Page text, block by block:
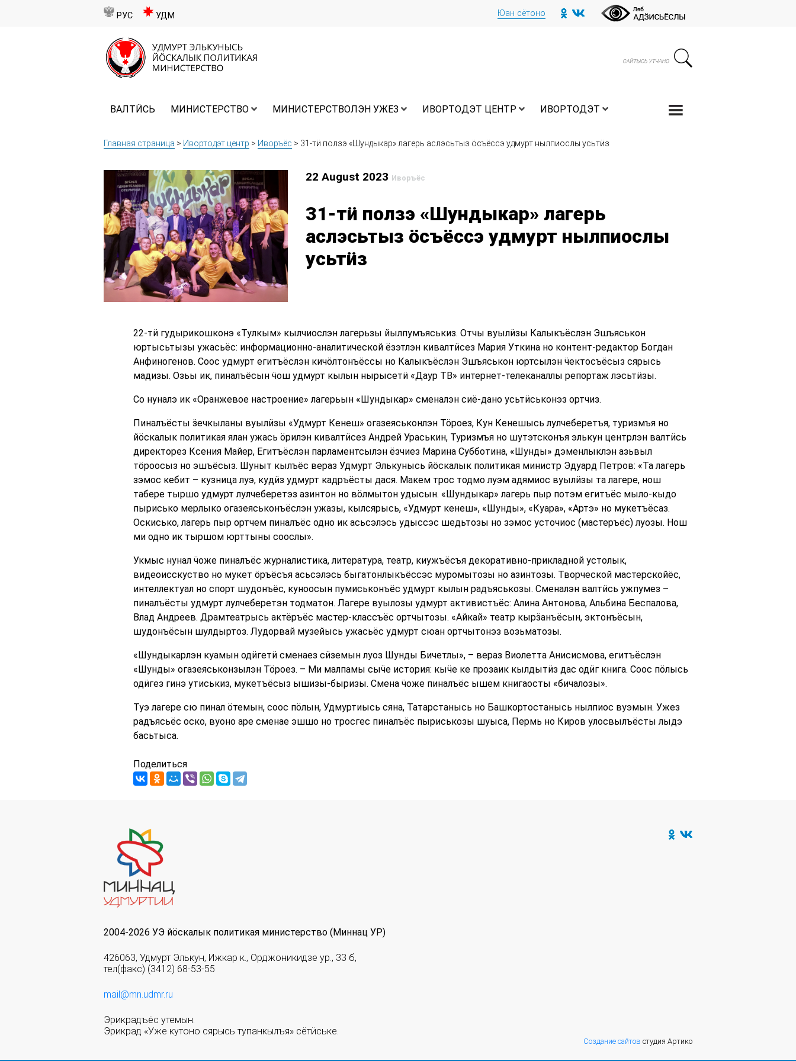
РУС УДМ Юан сётоно
ВАЛТӤСЬ МИНИСТЕРСТВО МИНИСТЕРСТВОЛЭН УЖЕЗ ИВОРТОДЭТ ЦЕНТР ИВОРТОДЭТ
Главная страница > Ивортодэт центр > Иворъёс > 31-тӥ ползэ «Шундыкар» лагерь аслэсьтыз ӧсъёссэ удмурт нылпиослы усьтӥз
22 August 2023 Иворъёс
31-тӥ ползэ «Шундыкар» лагерь
аслэсьтыз ӧсъёссэ удмурт нылпиослы
усьтӥз
22-тӥ гудырикошконэ «Тулкым» кылчиослэн лагерьзы йылпумъяськиз. Отчы вуылӥзы Калыкъёслэн Эшъяськон
юртысьтызы ужасьёс: информационно-аналитической ёзэтлэн кивалтӥсез Мария Уткина но контент-редактор Богдан
Анфиногенов. Соос удмурт егитъёслэн кичӧлтонъёссы но Калыкъёслэн Эшъяськон юртсылэн ӵектосъёсыз сярысь
мадизы. Озьы ик, пиналъёсын ӵош удмурт кылын нырысетӥ «Даур ТВ» интернет-телеканаллы репортаж лэсьтӥзы.
Со нуналэ ик «Оранжевое настроение» лагерьын «Шундыкар» сменалэн сиё-дано усьтӥськонэз ортчиз.
Пиналъёсты ӟечкыланы вуылӥзы «Удмурт Кенеш» огазеяськонлэн Тӧроез, Кун Кенешысь лулчеберетъя, туризмъя но
йӧскалык политикая ялан ужась ӧрилэн кивалтӥсез Андрей Ураськин, Туризмъя но шутэтсконъя элькун центрлэн валтӥсь
директорез Ксения Майер, Егитъёслэн парламентсылэн ёзчиез Марина Субботина, «Шунды» дэменлыклэн азьвыл
тӧроосыз но эшъёсыз. Шуныт кылъёс вераз Удмурт Элькунысь йӧскалык политикая министр Эдуард Петров: «Та лагерь
зэмос кебит – кузница луэ, кудӥз удмурт кадръёсты дася. Макем трос тодмо луэм адямиос вуылӥзы та лагере, нош
табере тыршо удмурт лулчеберетэз азинтон но вӧлмытон удысын. «Шундыкар» лагерь пыр потэм егитъёс мыло-кыдо
пырисько мерлыко огазеяськонъёслэн ужазы, кылсярысь, «Удмурт кенеш», «Шунды», «Куара», «Артэ» но мукетъёсаз.
Оскисько, лагерь пыр ортчем пиналъёс одно ик асьсэлэсь удыссэс шедьтозы но зэмос усточиос (мастеръёс) луозы. Нош
ми одно ик тыршом юрттыны соослы».
Укмыс нунал ӵоже пиналъёс журналистика, литература, театр, киужъёсъя декоративно-прикладной устолык,
видеоисскуство но мукет ӧръёсъя асьсэлэсь быгатонлыкъёссэс муромытозы но азинтозы. Творческой мастерскойёс,
интеллектуал но спорт шудонъёс, куноосын пумиськонъёс удмурт кылын радъяськозы. Сменалэн валтӥсь ужпумез –
пиналъёсты удмурт лулчеберетэн тодматон. Лагере вуылозы удмурт активистъёс: Алина Антонова, Альбина Беспалова,
Влад Андреев. Драмтеатрысь актёръёс мастер-классъёс ортчытозы. «Айкай» театр кырӟанъёсын, эктонъёсын,
шудонъёсын шулдыртоз. Лудорвай музейысь ужасьёс удмурт сюан ортчытонэз возьматозы.
«Шундыкарлэн куамын одӥгетӥ сменаез сӥземын луоз Шунды Бичетлы», – вераз Виолетта Анисисмова, егитъёслэн
«Шунды» огазеяськонзылэн Тӧроез. – Ми малпамы сыӵе история: кыӵе ке прозаик кылдытӥз дас одӥг книга. Соос пӧлысь
одӥгез гинэ утиськиз, мукетъёсыз ышизы-быризы. Смена ӵоже пиналъёс ышем книгаосты «бичалозы».
Туэ лагере сю пинал ӧтемын, соос пӧлын, Удмуртиысь сяна, Татарстанысь но Башкортостанысь нылпиос вуэмын. Ужез
радъясьёс оско, вуоно аре сменае эшшо но тросгес пиналъёс пыриськозы шуыса, Пермь но Киров улосвылъёсты лыдэ
басьтыса.
Поделиться
2004-2026 УЭ йöскалык политикая министерство (Миннац УР)
426063, Удмурт Элькун, Ижкар к., Орджоникидзе ур., 33 б,
тел(факс) (3412) 68-53-55
mail@mn.udmr.ru
Эрикрадъёс утемын.
Эрикрад «Уже кутоно сярысь тупанкылъя» сётӥське.
Создание сайтов студия Артико